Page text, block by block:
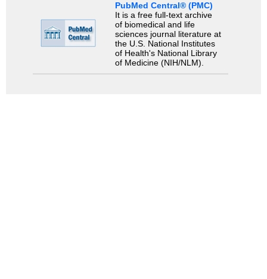
PubMed Central® (PMC)
It is a free full-text archive
of biomedical and life
sciences journal literature at
the U.S. National Institutes
of Health's National Library
of Medicine (NIH/NLM).